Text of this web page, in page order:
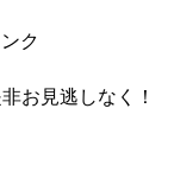
ク
お見逃しなく！